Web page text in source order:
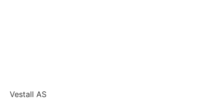
Vestall AS